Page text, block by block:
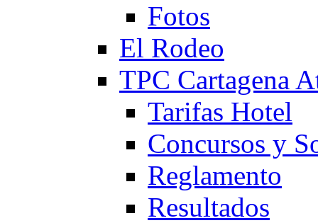
Fotos
El Rodeo
TPC Cartagena
Tarifas Hotel
Concursos y
Reglamento
Resultados